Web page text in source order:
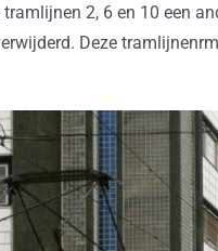
2, 6 en 10 een
Deze